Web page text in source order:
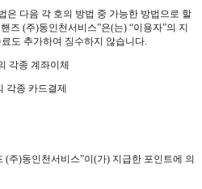
은 다음 각 호의 방법 중 가능한 방법으로 할
즈 (주)동인천서비스”은(는) “이용자”의 지
도 추가하여 징수하지 않습니다.
각종 계좌이체
각종 카드결제
(주)동인천서비스”이(가) 지급한 포인트에 의